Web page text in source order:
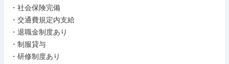
・社会保険完備
・交通費規定内支給
・退職金制度あり
・制服貸与
・研修制度あり